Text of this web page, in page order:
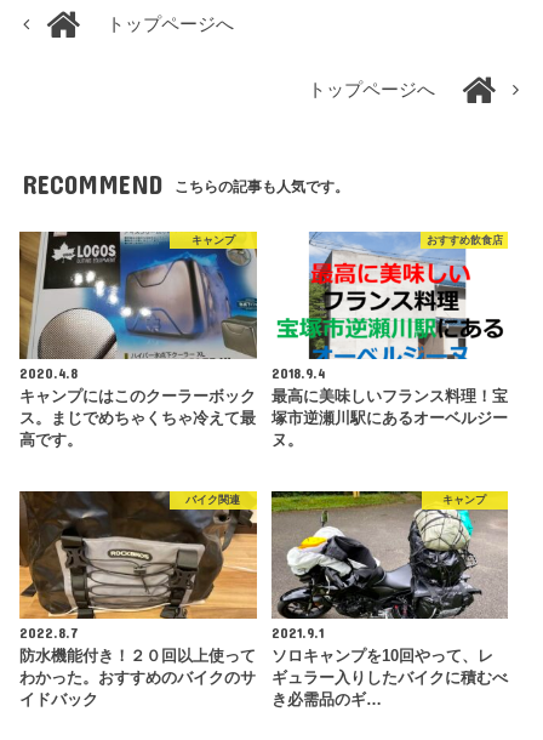
トップページへ
トップページへ
RECOMMEND こちらの記事も人気です。
キャンプ
2020.4.8
キャンプにはこのクーラーボック
ス。まじでめちゃくちゃ冷えて最
高です。
おすすめ飲食店
2018.9.4
最高に美味しいフランス料理！宝
塚市逆瀬川駅にあるオーベルジー
ヌ。
バイク関連
2022.8.7
防水機能付き！２０回以上使って
わかった。おすすめのバイクのサ
イドバック
キャンプ
2021.9.1
ソロキャンプを10回やって、レ
ギュラー入りしたバイクに積むべ
き必需品のギ…